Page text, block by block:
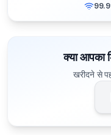
क्या आपका
खरीदने से